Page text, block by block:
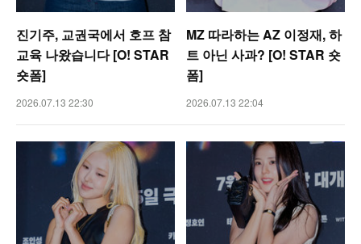
진기주, 교권국에서 호프 참
교육 나왔습니다 [O! STAR
숏폼]
2026.07.13 22:30
MZ 따라하는 AZ 이정재, 하
트 아닌 사과? [O! STAR 숏
폼]
2026.07.13 22:04